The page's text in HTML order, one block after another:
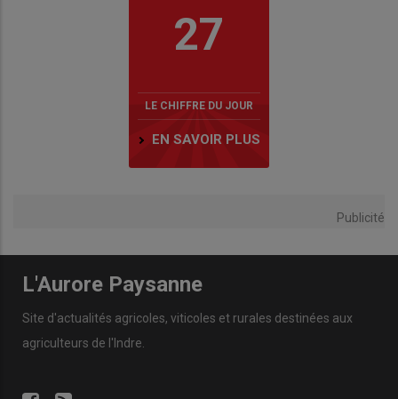
27
LE CHIFFRE DU JOUR
EN SAVOIR PLUS
Publicité
L'Aurore Paysanne
Site d'actualités agricoles, viticoles et rurales destinées aux
agriculteurs de l'Indre.